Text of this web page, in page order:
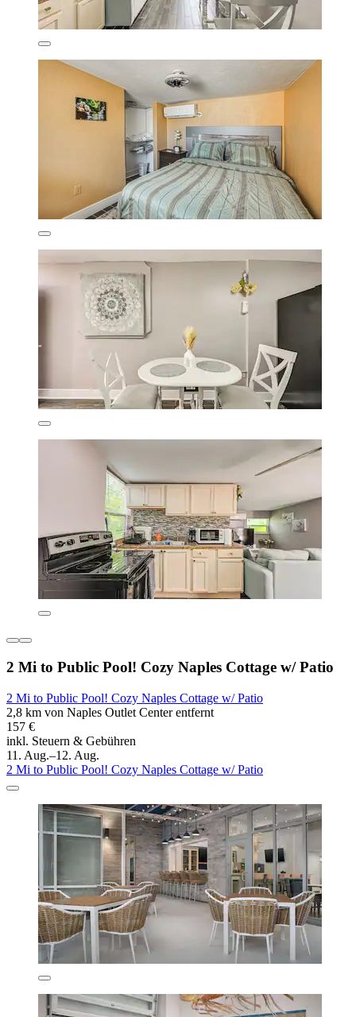
2 Mi to Public Pool! Cozy Naples Cottage w/ Patio
2 Mi to Public Pool! Cozy Naples Cottage w/ Patio
2,8 km von Naples Outlet Center entfernt
157 €
inkl. Steuern & Gebühren
11. Aug.–12. Aug.
2 Mi to Public Pool! Cozy Naples Cottage w/ Patio